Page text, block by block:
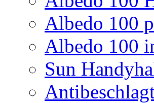
Albedo 100
Albedo 100
Sun